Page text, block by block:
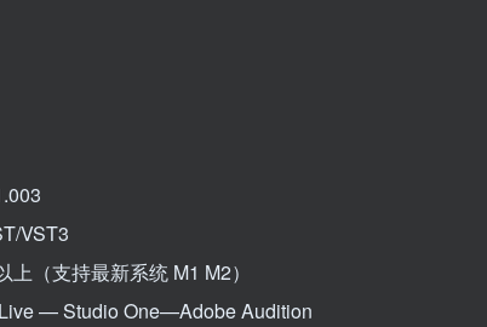
VST3
支持最新系统 M1 M2）
— Studio One—Adobe Audition